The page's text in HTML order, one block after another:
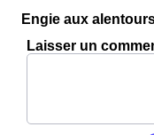
Engie aux
Laisser un